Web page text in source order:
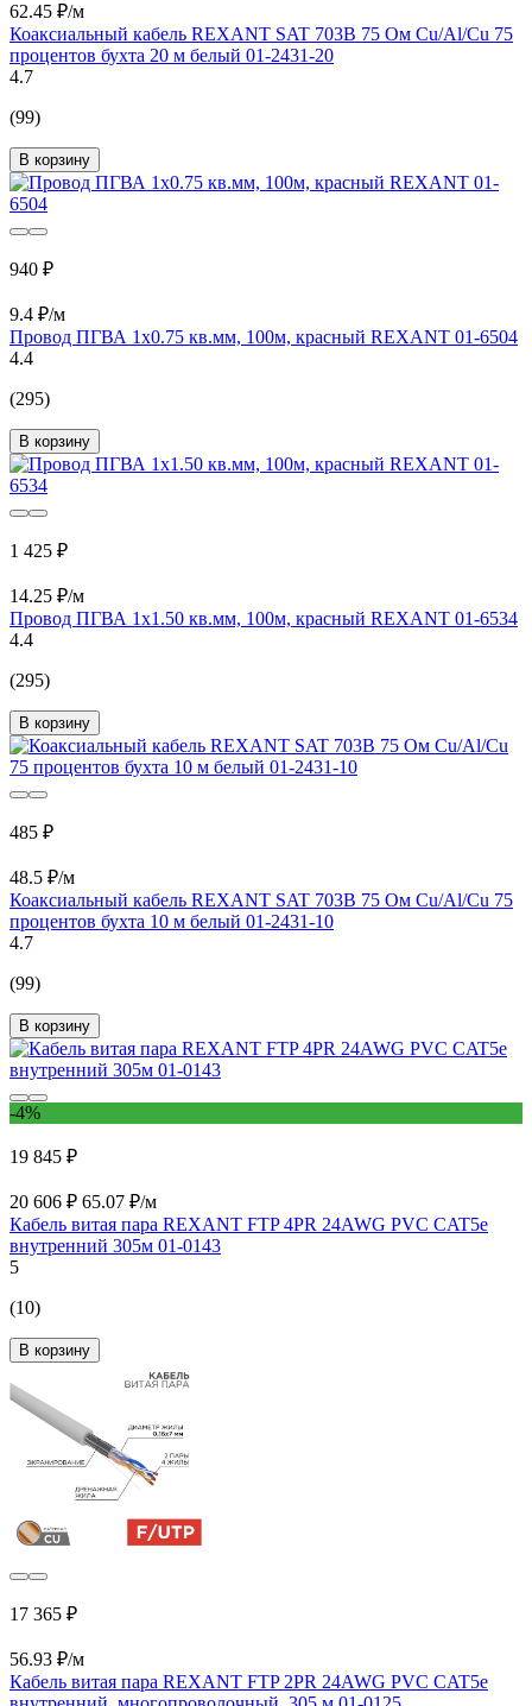
62.45 ₽/м
Коаксиальный кабель REXANT SAT 703B 75 Ом Cu/Al/Cu 75
процентов бухта 20 м белый 01-2431-20
4.7
(99)
В корзину
940 ₽
9.4 ₽/м
Провод ПГВА 1х0.75 кв.мм, 100м, красный REXANT 01-6504
4.4
(295)
В корзину
1 425 ₽
14.25 ₽/м
Провод ПГВА 1х1.50 кв.мм, 100м, красный REXANT 01-6534
4.4
(295)
В корзину
485 ₽
48.5 ₽/м
Коаксиальный кабель REXANT SAT 703B 75 Ом Cu/Al/Cu 75
процентов бухта 10 м белый 01-2431-10
4.7
(99)
В корзину
-4%
19 845 ₽
20 606 ₽ 65.07 ₽/м
Кабель витая пара REXANT FTP 4PR 24AWG PVC CAT5e
внутренний 305м 01-0143
5
(10)
В корзину
17 365 ₽
56.93 ₽/м
Кабель витая пара REXANT FTP 2PR 24AWG PVC CAT5e